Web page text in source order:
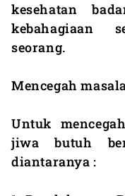
kesehatan
kebahagiaan
seorang.
Mencegah
Untuk
jiwa butuh
diantaranya :